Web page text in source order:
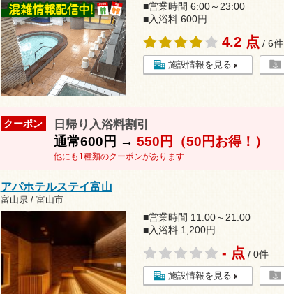
■営業時間 6:00～23:00
■入浴料 600円
4.2 点 / 6件
施設情報を見る
クーポン 日帰り入浴料割引
通常600円→ 550円（50円お得！）
他にも1種類のクーポンがあります
アパホテルステイ富山
富山県 / 富山市
■営業時間 11:00～21:00
■入浴料 1,200円
- 点 / 0件
施設情報を見る